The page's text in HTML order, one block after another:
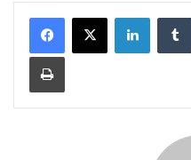
Yazdır